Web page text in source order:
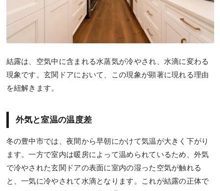
結露は、空気中に含まれる水蒸気が冷やされ、水滴に変わる
現象です。玄関ドアにおいて、この現象が顕著に現れる理由
を紐解きます。
外気と室温の温度差
冬の豊中市では、夜間から早朝にかけて気温が大きく下がり
ます。一方で室内は暖房によって温められているため、外気
で冷やされた玄関ドアの表面に室内の湿った空気が触れる
と、一気に冷やされて水滴となります。これが結露の正体で